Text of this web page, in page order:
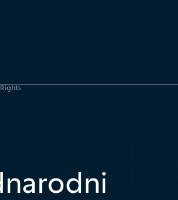
Iskalnik
V iskalno polje